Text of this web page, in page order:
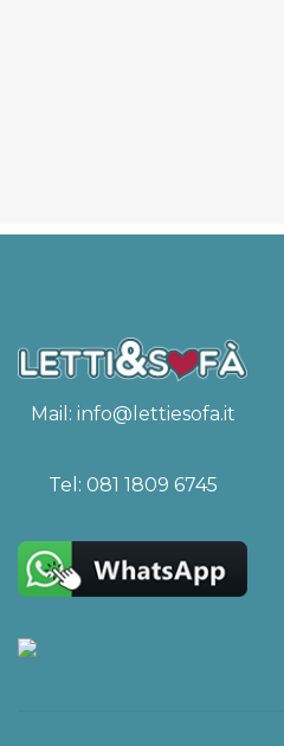
Mail: info@lettiesofa.it
Tel: 081 1809 6745